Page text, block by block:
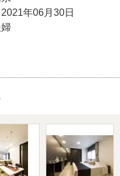
年06月30日